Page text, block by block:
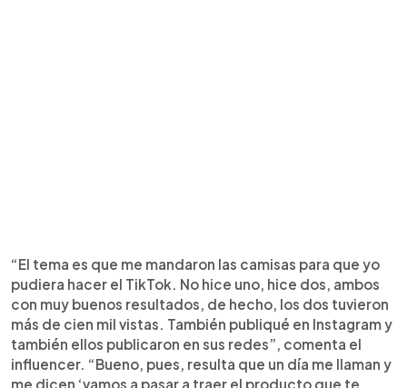
“El tema es que me mandaron las camisas para que yo
pudiera hacer el TikTok. No hice uno, hice dos, ambos
con muy buenos resultados, de hecho, los dos tuvieron
más de cien mil vistas. También publiqué en Instagram y
también ellos publicaron en sus redes”, comenta el
influencer. “Bueno, pues, resulta que un día me llaman y
me dicen ‘vamos a pasar a traer el producto que te